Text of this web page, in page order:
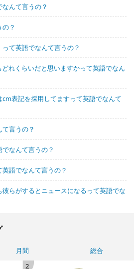
んて言うの？
？
て英語でなんて言うの？
れくらいだと思いますかって英語でなん
表記を採用してますって英語でなんて
言うの？
なんて言うの？
英語でなんて言うの？
らがするとニュースになるって英語でな
月間
総合
2